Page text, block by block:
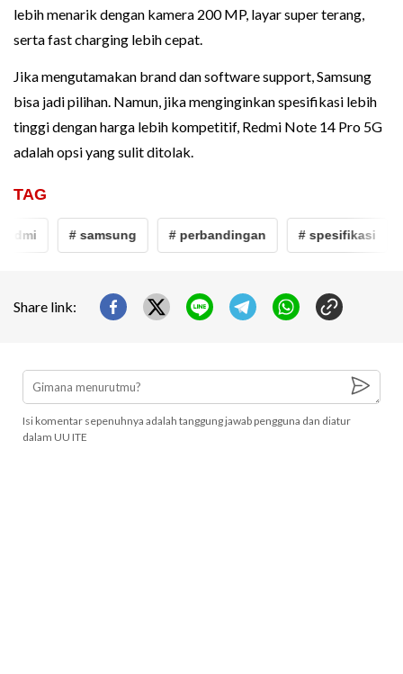
lebih menarik dengan kamera 200 MP, layar super terang,
serta fast charging lebih cepat.
Jika mengutamakan brand dan software support, Samsung
bisa jadi pilihan. Namun, jika menginginkan spesifikasi lebih
tinggi dengan harga lebih kompetitif, Redmi Note 14 Pro 5G
adalah opsi yang sulit ditolak.
TAG
# samsung # perbandingan # spesifikasi
Share link:
Isi komentar sepenuhnya adalah tanggung jawab pengguna dan diatur
dalam UU ITE